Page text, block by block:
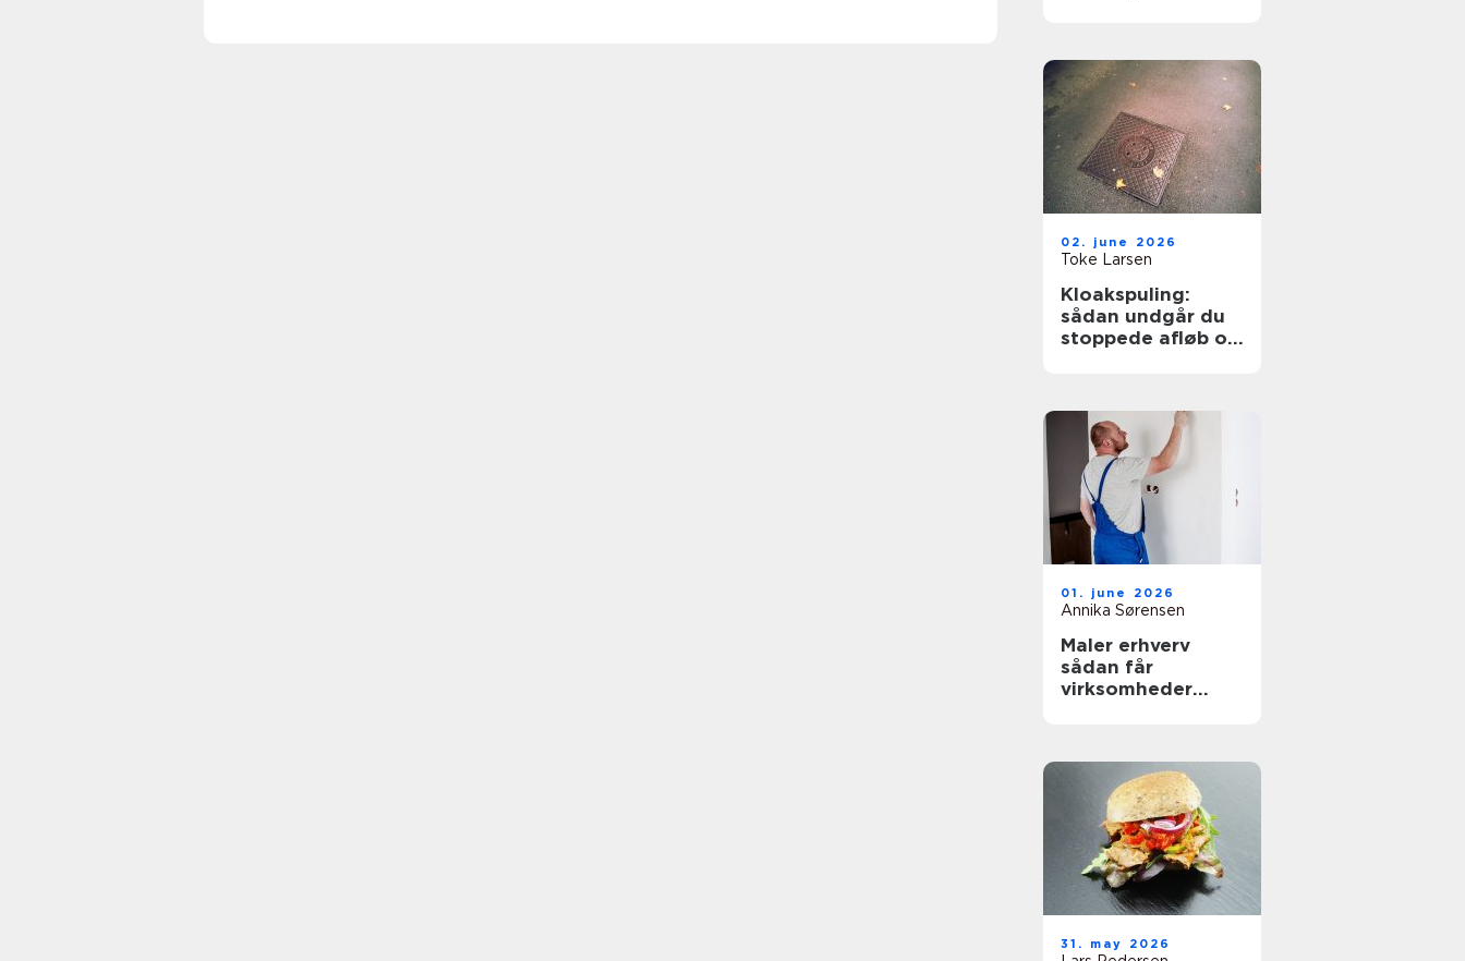
02. june 2026
Toke Larsen
Kloakspuling:
sådan undgår du
stoppede afløb og
01. june 2026
Annika Sørensen
Maler erhverv
sådan får
virksomheder
31. may 2026